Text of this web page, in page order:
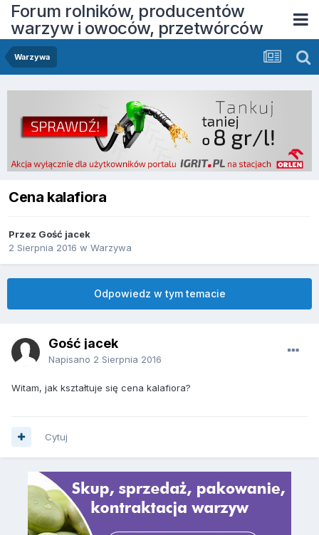
Forum rolników, producentów
warzyw i owoców, przetwórców
Warzywa
Cena kalafiora
Przez Gość jacek
2 Sierpnia 2016 w Warzywa
Odpowiedz w tym temacie
Gość jacek
Napisano 2 Sierpnia 2016
Witam, jak kształtuje się cena kalafiora?
Cytuj